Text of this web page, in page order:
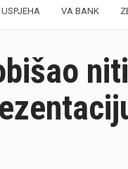
VA BANK